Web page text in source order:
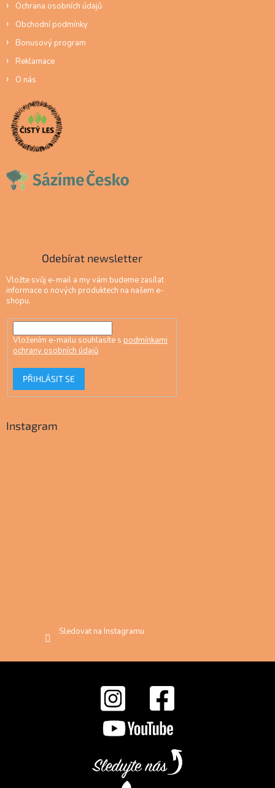
Ochrana osobních údajů
Obchodní podmínky
Bonusový program
Reklamace
O nás
Odebírat newsletter
Vložte svůj e-mail a my vám budeme zasílat
informace o nových produktech na našem e-
shopu.
Vložením e-mailu souhlasíte s podmínkami
ochrany osobních údajů
PŘIHLÁSIT SE
Instagram
Sledovat na Instagramu